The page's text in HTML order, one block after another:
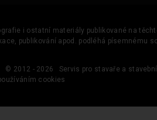
i ostatní materiály publikované na
publikování apod. podléhá písemnému
© 2012 - 2026
Servis pro stavaře a
cookies